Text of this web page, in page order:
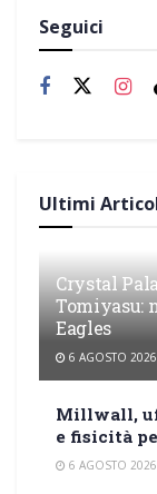
Seguici
Ultimi
Crystal
Tomiyasu:
Eagles
6 AGOSTO 2026
Millwall,
e fisicità
6 AGOSTO 2026